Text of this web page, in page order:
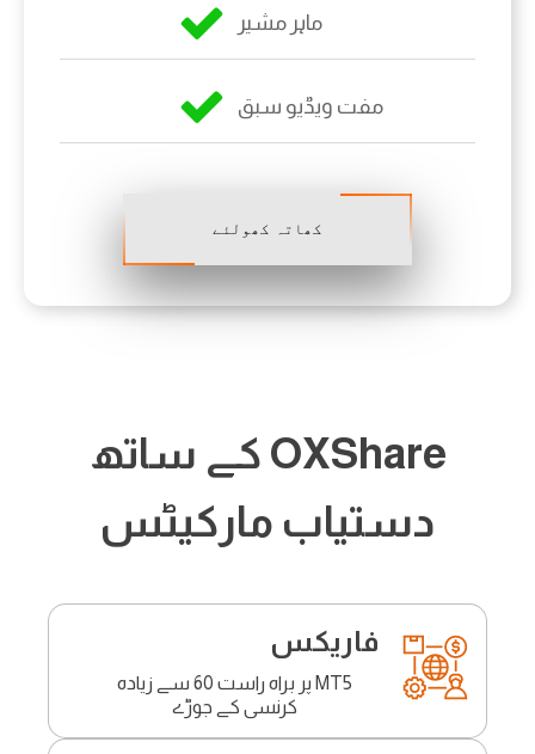
ماہر مشیر
مفت ویڈیو سبق
کھاتہ کھولئے
OXShare کے ساتھ
دستیاب مارکیٹس
فاریکس
MT5 پر براہ راست 60 سے زیادہ
کرنسی کے جوڑے